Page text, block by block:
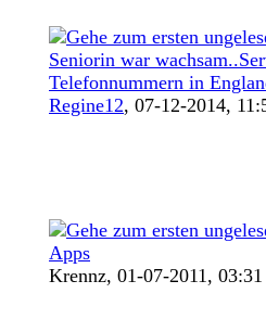
Seniorin war
Telefonnummern in
Regine12, 07-12-2014,
Apps
Krennz, 01-07-2011,